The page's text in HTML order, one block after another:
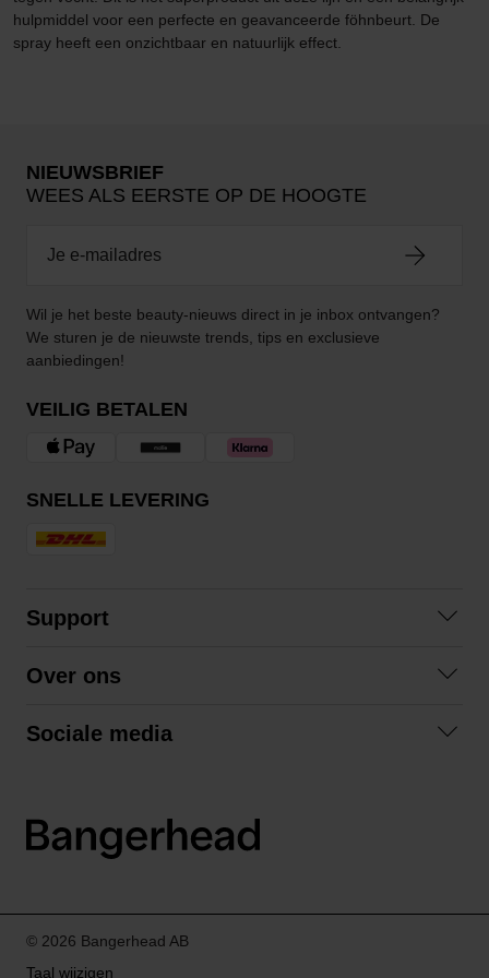
hulpmiddel voor een perfecte en geavanceerde föhnbeurt. De
spray heeft een onzichtbaar en natuurlijk effect.
NIEUWSBRIEF
WEES ALS EERSTE OP DE HOOGTE
Wil je het beste beauty-nieuws direct in je inbox ontvangen?
We sturen je de nieuwste trends, tips en exclusieve
aanbiedingen!
VEILIG BETALEN
SNELLE LEVERING
Support
Algemene voorwaarden
Over ons
Sociale media
LinkedIn
© 2026 Bangerhead AB
Taal wijzigen